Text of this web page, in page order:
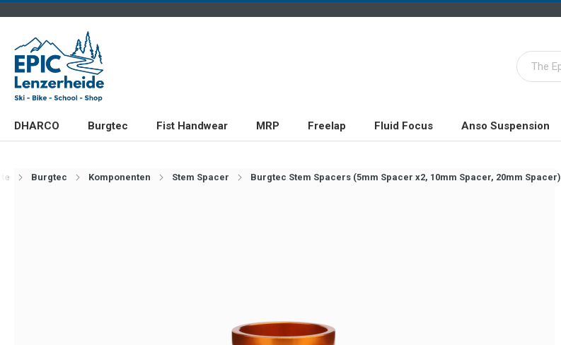
DHARCO Burgtec Fist Handwear MRP Freelap Fluid Focus Anso Suspension
Burgtec Komponenten Stem Spacer Burgtec Stem Spacers (5mm Spacer x2, 10mm Spacer, 20mm Spacer)